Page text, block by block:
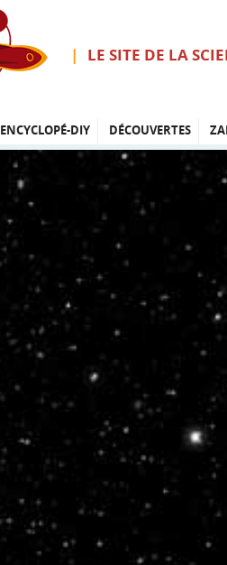
LE SITE DE LA
ENCYCLOPÉ-DIY DÉCOUVERTES